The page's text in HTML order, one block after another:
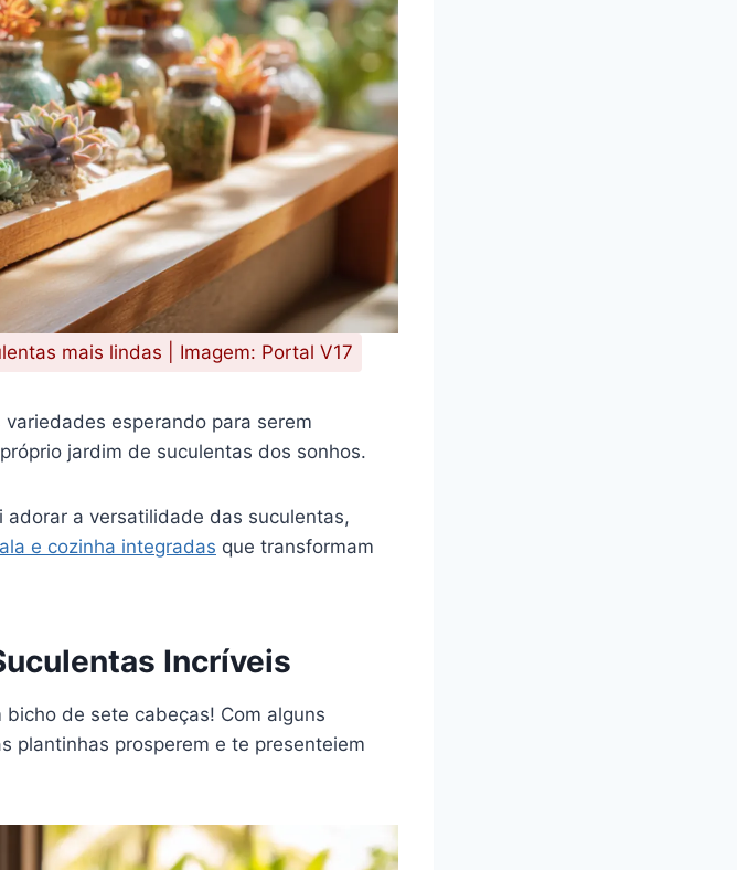
mais lindas | Imagem: Portal V17
esperando para serem
jardim de suculentas dos sonhos.
a versatilidade das suculentas,
e cozinha integradas que transformam
Incríveis
bicho de sete cabeças! Com alguns
plantinhas prosperem e te presenteiem